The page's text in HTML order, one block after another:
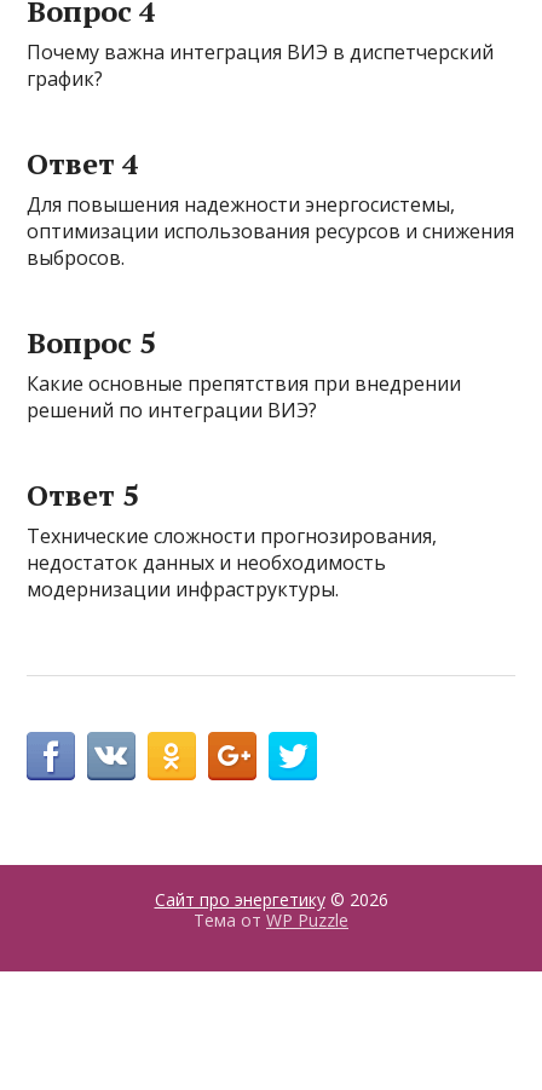
Вопрос 4
Почему важна интеграция ВИЭ в диспетчерский
график?
Ответ 4
Для повышения надежности энергосистемы,
оптимизации использования ресурсов и снижения
выбросов.
Вопрос 5
Какие основные препятствия при внедрении
решений по интеграции ВИЭ?
Ответ 5
Технические сложности прогнозирования,
недостаток данных и необходимость
модернизации инфраструктуры.
Сайт про энергетику© 2026
Тема от WP Puzzle